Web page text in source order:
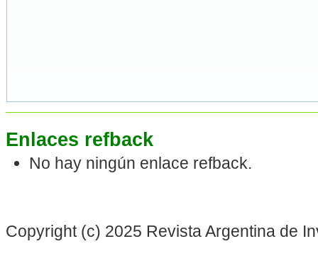
Enlaces refback
No hay ningún enlace refback.
Copyright (c) 2025 Revista Argentina de